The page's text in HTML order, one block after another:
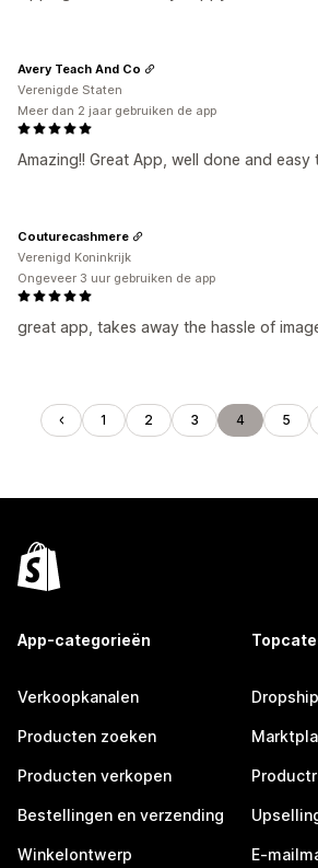
Amazing!! Great App, well done and easy
Avery Teach And Co
Verenigde Staten
Meer dan 2 jaar gebruiken de app
great app, takes away the hassle of
Couturecashmere
Verenigd Koninkrijk
Ongeveer 3 uur gebruiken de app
1 2 3 4 5
App-categorieën
Verkoopkanalen
Producten zoeken
Producten verkopen
Bestellingen en verzending
Winkelontwerp E-